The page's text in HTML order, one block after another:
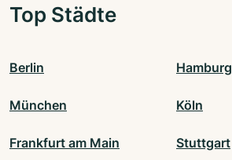
Top Städte
Berlin Hamburg
München Köln
Frankfurt am Main Stuttgart